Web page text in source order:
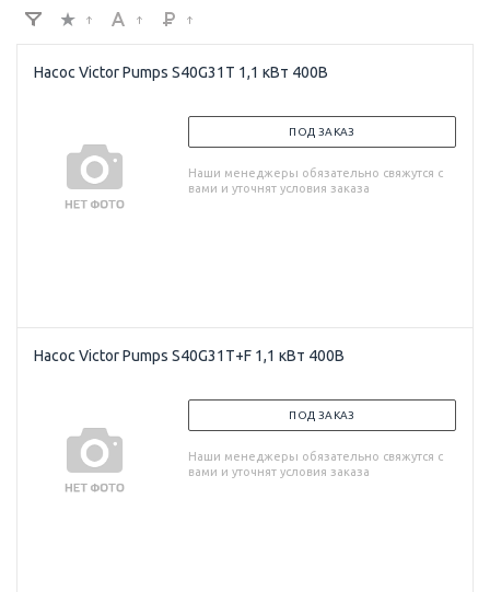
Насос Victor Pumps S40G31T 1,1 кВт 400В
ПОД ЗАКАЗ
Наши менеджеры обязательно свяжутся с
вами и уточнят условия заказа
Насос Victor Pumps S40G31T+F 1,1 кВт 400В
ПОД ЗАКАЗ
Наши менеджеры обязательно свяжутся с
вами и уточнят условия заказа